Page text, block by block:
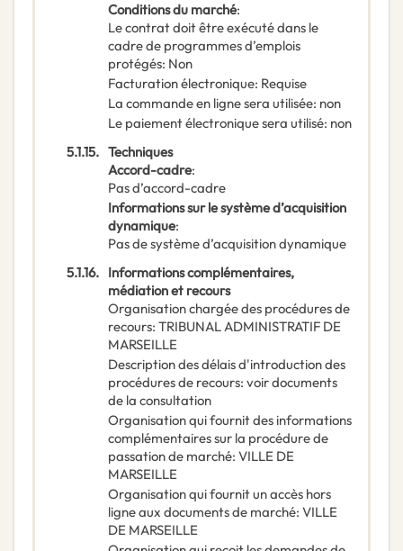
Conditions du marché:
Le contrat doit être exécuté dans le
cadre de programmes d’emplois
protégés: Non
Facturation électronique: Requise
La commande en ligne sera utilisée: non
Le paiement électronique sera utilisé: non
5.1.15. Techniques
Accord-cadre:
Pas d’accord-cadre
Informations sur le système d’acquisition
dynamique:
Pas de système d’acquisition dynamique
5.1.16. Informations complémentaires,
médiation et recours
Organisation chargée des procédures de
recours: TRIBUNAL ADMINISTRATIF DE
MARSEILLE
Description des délais d'introduction des
procédures de recours: voir documents
de la consultation
Organisation qui fournit des informations
complémentaires sur la procédure de
passation de marché: VILLE DE
MARSEILLE
Organisation qui fournit un accès hors
ligne aux documents de marché: VILLE
DE MARSEILLE